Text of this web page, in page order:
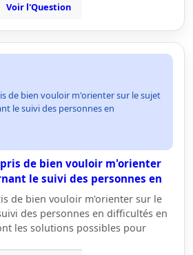
Voir l'Question
de bien vouloir m'orienter sur le sujet
le suivi des personnes en
de bien vouloir m'orienter
le suivi des personnes en
de bien vouloir m'orienter sur le
des personnes en difficultés en
les solutions possibles pour